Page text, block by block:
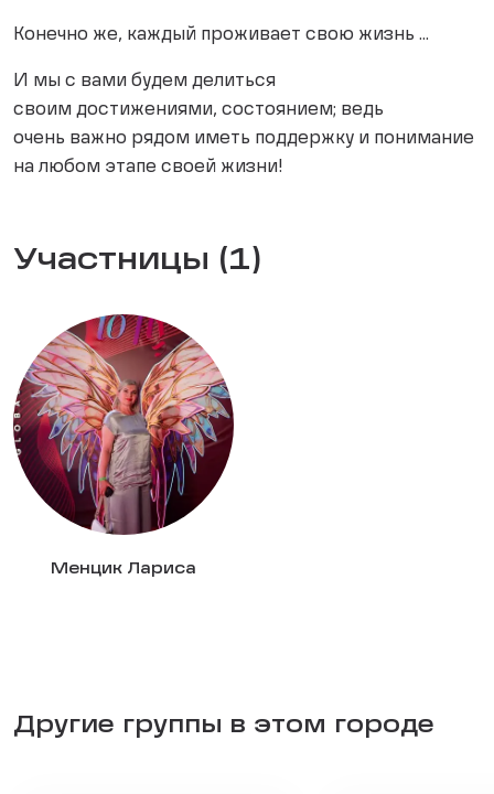
Конечно же, каждый проживает свою жизнь ...
И мы с вами будем делиться
своим достижениями, состоянием; ведь
очень важно рядом иметь поддержку и понимание
на любом этапе своей жизни!
Участницы (1)
Менцик Лариса
Другие группы в этом городе